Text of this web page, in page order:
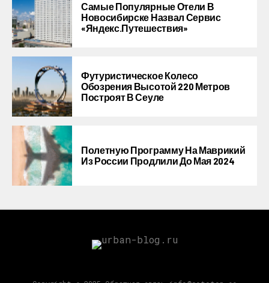
Самые Популярные Отели В
Новосибирске Назвал Сервис
«Яндекс.Путешествия»
Футуристическое Колесо
Обозрения Высотой 220 Метров
Построят В Сеуле
Полетную Программу На Маврикий
Из России Продлили До Мая 2024